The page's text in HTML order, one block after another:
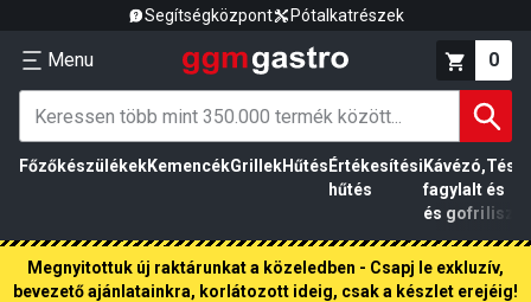
Segítségközpont Pótalkatrészek
Menu 0
FőzőkészülékekKemencékGrillekHűtés Értékesítési
hűtés
Kávézó,
fagylalt
és gofri
és
liszt
Megnyitottuk új raktárunkat a közeledben - Csapj le exkluzív,
bevezető ajánlatainkra, korlátozott ideig, csak a készlet erejéig!